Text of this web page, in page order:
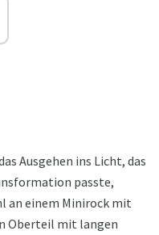
Ausgehen ins Licht, das
passte,
an einem Minirock mit
Oberteil mit langen